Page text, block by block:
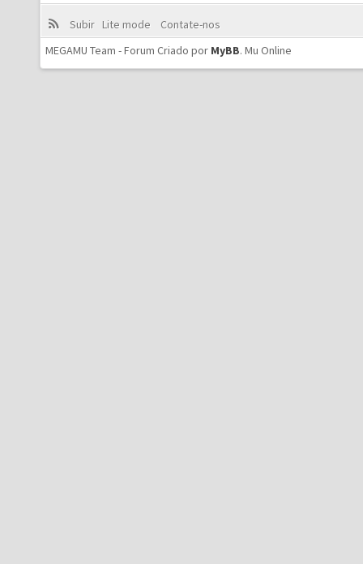
Subir Lite mode
Contate-nos
MEGAMU Team - Forum Criado por MyBB. Mu Online